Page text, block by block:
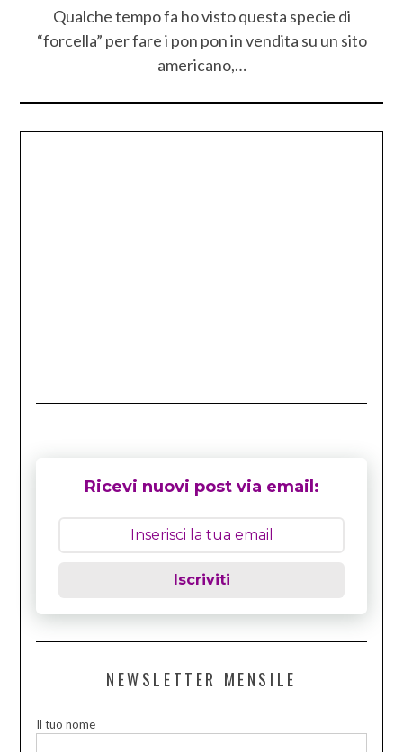
Qualche tempo fa ho visto questa specie di
“forcella” per fare i pon pon in vendita su un sito
americano,…
Ricevi nuovi post via email:
Iscriviti
NEWSLETTER MENSILE
Il tuo nome